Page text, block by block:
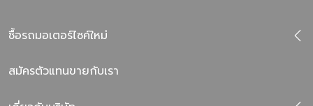
ซื้อรถมอเตอร์ไซค์ใหม่
สมัครตัวแทนขายกับเรา